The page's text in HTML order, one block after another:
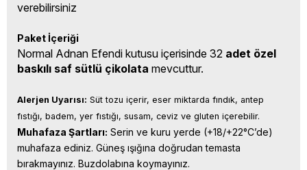
verebilirsiniz
Paket İçeriği
Normal Adnan Efendi kutusu içerisinde 32 adet özel
baskılı saf sütlü çikolata mevcuttur.
Alerjen Uyarısı: Süt tozu içerir, eser miktarda fındık, antep
fıstığı, badem, yer fıstığı, susam, ceviz ve gluten içerebilir.
Muhafaza Şartları: Serin ve kuru yerde (+18/+22°C’de)
muhafaza ediniz. Güneş ışığına doğrudan temasta
bırakmayınız. Buzdolabına koymayınız.